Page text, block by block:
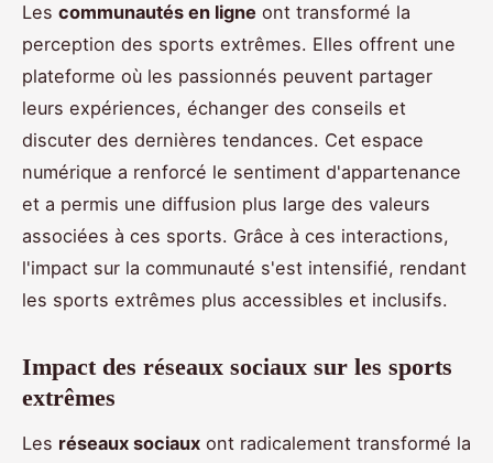
Les communautés en ligne ont transformé la
perception des sports extrêmes. Elles offrent une
plateforme où les passionnés peuvent partager
leurs expériences, échanger des conseils et
discuter des dernières tendances. Cet espace
numérique a renforcé le sentiment d'appartenance
et a permis une diffusion plus large des valeurs
associées à ces sports. Grâce à ces interactions,
l'impact sur la communauté s'est intensifié, rendant
les sports extrêmes plus accessibles et inclusifs.
Impact des réseaux sociaux sur les sports
extrêmes
Les réseaux sociaux ont radicalement transformé la